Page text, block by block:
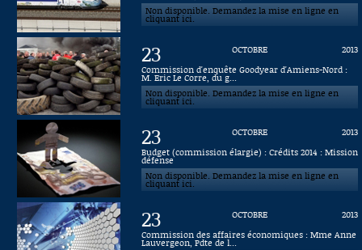
Non disponible. Demandez la mise en ligne en
cliquant ici.
23 OCTOBRE
2013
Commission d'enquête Goodyear d'Amiens-Nord :
M. Eric Le Corre, du g...
Non disponible. Demandez la mise en ligne en
cliquant ici.
23 OCTOBRE
2013
Budget (commission élargie) : Crédits 2014 : Mission
défense
Non disponible. Demandez la mise en ligne en
cliquant ici.
23 OCTOBRE
2013
Commission des affaires économiques : Mme Anne
Lauvergeon, Pdte de l...